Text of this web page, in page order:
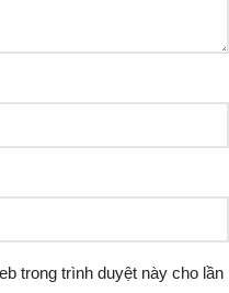
trong trình duyệt này cho lần